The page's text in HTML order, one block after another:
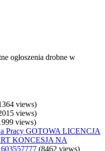
ogłoszenia drobne w
views)
views)
views)
Pracy GOTOWA LICENCJA
KONCESJA NA
(8462 views)